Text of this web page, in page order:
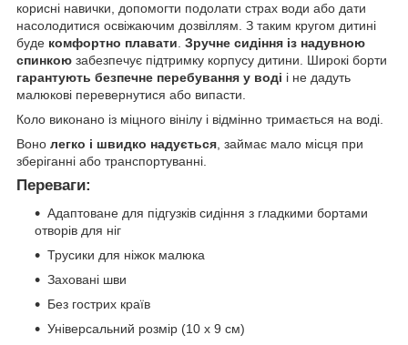
корисні навички, допомогти подолати страх води або дати
насолодитися освіжаючим дозвіллям. З таким кругом дитині
буде комфортно плавати. Зручне сидіння із надувною
спинкою забезпечує підтримку корпусу дитини. Широкі борти
гарантують безпечне перебування у воді і не дадуть
малюкові перевернутися або випасти.
Коло виконано із міцного вінілу і відмінно тримається на воді.
Воно легко і швидко надується, займає мало місця при
зберіганні або транспортуванні.
Переваги:
Адаптоване для підгузків сидіння з гладкими бортами
отворів для ніг
Трусики для ніжок малюка
Заховані шви
Без гострих країв
Універсальний розмір (10 х 9 см)